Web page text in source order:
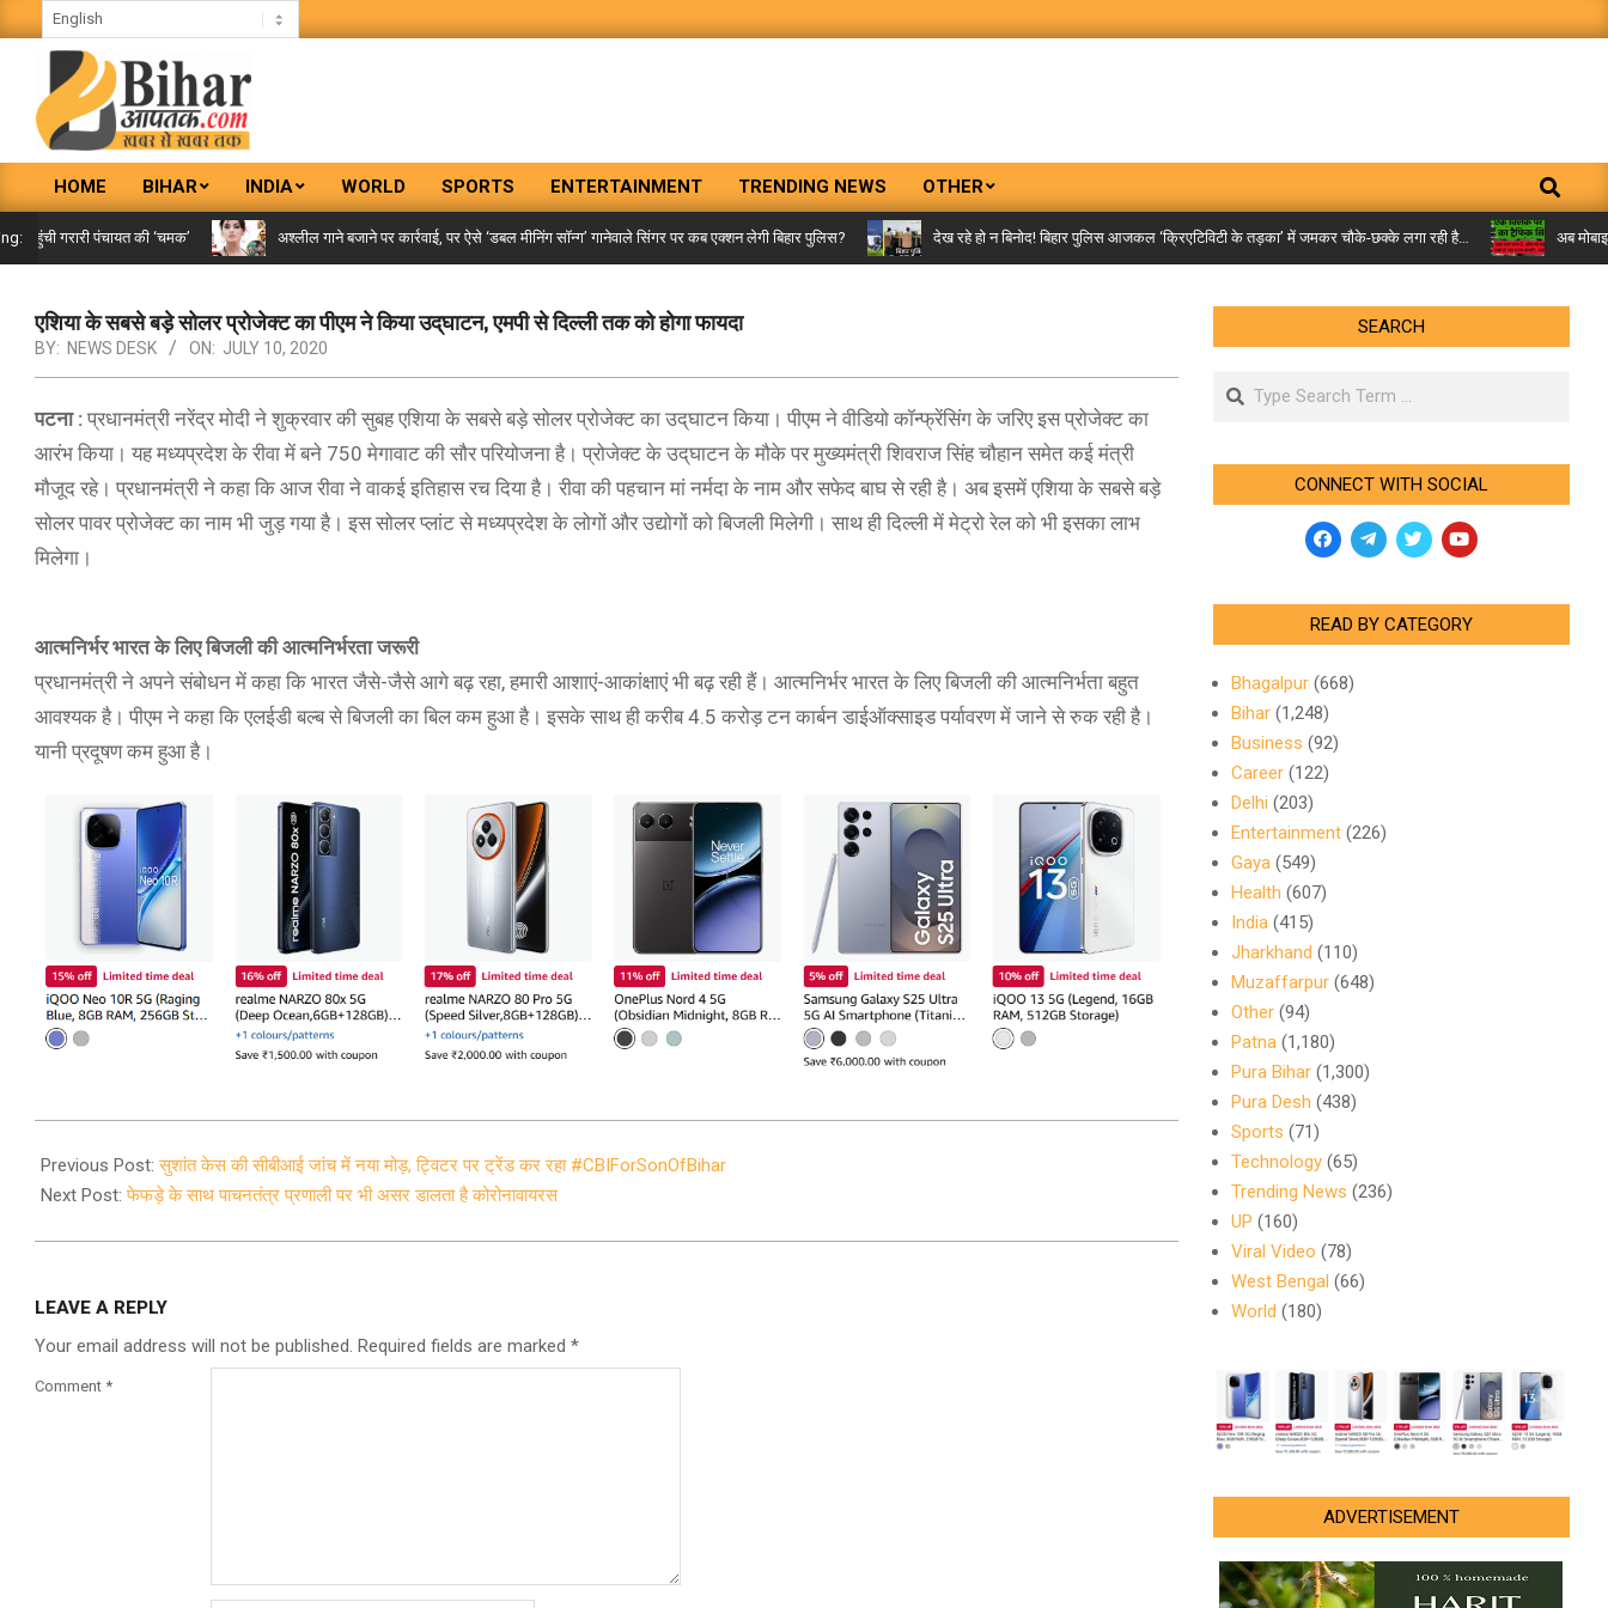
to
BIHAR
AAPTAK
Primary
Navigation
Menu
HOME BIHAR INDIA WORLD SPORTS ENTERTAINMENT TRENDING NEWS OTHER Search
गरारी पंचायत की ‘चमक’ अश्लील गाने बजाने पर कार्रवाई, पर ऐसे ‘डबल मीनिंग सॉन्ग’ गानेवाले सिंगर पर कब एक्शन लेगी बिहार पुलिस? देख रहे हो न बिनोद! बिहार पुलिस आजकल ‘क्रिएटिविटी के तड़का’ में जमकर चौके-छक्के लगा रही है… अब मोबाइल
एशिया के सबसे बड़े सोलर प्रोजेक्ट का पीएम ने किया उद्‌घाटन, एमपी से दिल्ली तक को होगा फायदा
BY: NEWS DESK ON: JULY 10, 2020
पटना : प्रधानमंत्री नरेंद्र मोदी ने शुक्रवार की सुबह एशिया के सबसे बड़े सोलर प्रोजेक्ट का उद्‌घाटन किया। पीएम ने वीडियो कॉन्फ्रेंसिंग के जरिए इस प्रोजेक्ट का
आरंभ किया। यह मध्यप्रदेश के रीवा में बने 750 मेगावाट की सौर परियोजना है। प्रोजेक्ट के उद्‌घाटन के मौके पर मुख्यमंत्री शिवराज सिंह चौहान समेत कई मंत्री
मौजूद रहे। प्रधानमंत्री ने कहा कि आज रीवा ने वाकई इतिहास रच दिया है। रीवा की पहचान मां नर्मदा के नाम और सफेद बाघ से रही है। अब इसमें एशिया के सबसे बड़े
सोलर पावर प्रोजेक्ट का नाम भी जुड़ गया है। इस सोलर प्लांट से मध्यप्रदेश के लोगों और उद्योगों को बिजली मिलेगी। साथ ही दिल्ली में मेट्रो रेल को भी इसका लाभ
मिलेगा।
आत्मनिर्भर भारत के लिए बिजली की आत्मनिर्भरता जरूरी
प्रधानमंत्री ने अपने संबोधन में कहा कि भारत जैसे-जैसे आगे बढ़ रहा, हमारी आशाएं-आकांक्षाएं भी बढ़ रही हैं। आत्मनिर्भर भारत के लिए बिजली की आत्मनिर्भता बहुत
आवश्यक है। पीएम ने कहा कि एलईडी बल्ब से बिजली का बिल कम हुआ है। इसके साथ ही करीब 4.5 करोड़ टन कार्बन डाईऑक्साइड पर्यावरण में जाने से रुक रही है।
यानी प्रदूषण कम हुआ है।
07-
10
Previous Post:सुशांत केस की सीबीआई जांच में नया मोड़, ट्विटर पर ट्रेंड कर रहा #CBIForSonOfBihar
Next Post:फेफड़े के साथ पाचनतंत्र प्रणाली पर भी असर डालता है कोरोनावायरस
LEAVE A REPLY
Your email address will not be published. Required fields are marked *
Comment *
SEARCH
Search
CONNECT WITH SOCIAL
READ BY CATEGORY
Bhagalpur(668)
Bihar(1,248)
Business (92)
Career(122)
Delhi (203)
Entertainment(226)
Gaya(549)
Health (607)
India(415)
Jharkhand (110)
Muzaffarpur(648)
Other(94)
Patna(1,180)
Pura Bihar(1,300)
Pura Desh (438)
Sports (71)
Technology(65)
Trending News (236)
UP (160)
Viral Video (78)
West Bengal (66)
World (180)
ADVERTISEMENT